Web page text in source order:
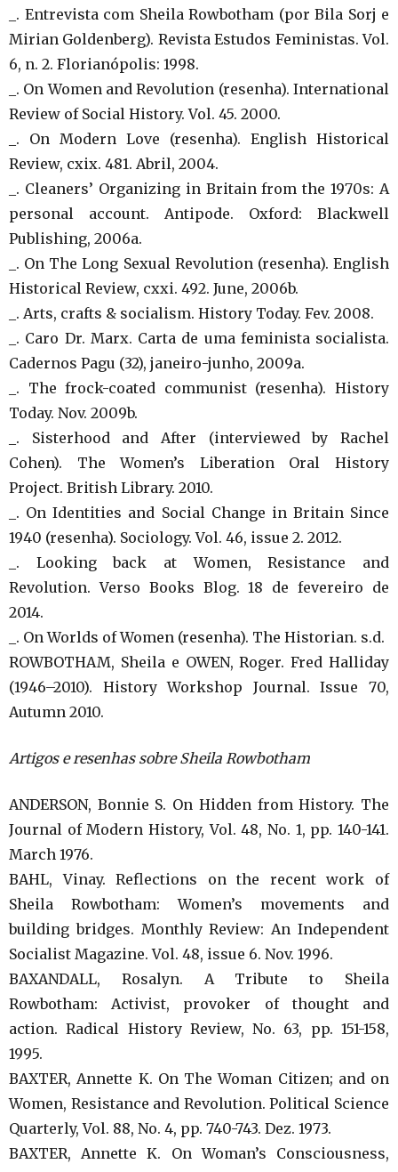
_. Entrevista com Sheila Rowbotham (por Bila Sorj e
Mirian Goldenberg). Revista Estudos Feministas. Vol.
6, n. 2. Florianópolis: 1998.
_. On Women and Revolution (resenha). International
Review of Social History. Vol. 45. 2000.
_. On Modern Love (resenha). English Historical
Review, cxix. 481. Abril, 2004.
_. Cleaners’ Organizing in Britain from the 1970s: A
personal account. Antipode. Oxford: Blackwell
Publishing, 2006a.
_. On The Long Sexual Revolution (resenha). English
Historical Review, cxxi. 492. June, 2006b.
_. Arts, crafts & socialism. History Today. Fev. 2008.
_. Caro Dr. Marx. Carta de uma feminista socialista.
Cadernos Pagu (32), janeiro-junho, 2009a.
_. The frock-coated communist (resenha). History
Today. Nov. 2009b.
_. Sisterhood and After (interviewed by Rachel
Cohen). The Women’s Liberation Oral History
Project. British Library. 2010.
_. On Identities and Social Change in Britain Since
1940 (resenha). Sociology. Vol. 46, issue 2. 2012.
_. Looking back at Women, Resistance and
Revolution. Verso Books Blog. 18 de fevereiro de
2014.
_. On Worlds of Women (resenha). The Historian. s.d.
ROWBOTHAM, Sheila e OWEN, Roger. Fred Halliday
(1946–2010). History Workshop Journal. Issue 70,
Autumn 2010.
Artigos e resenhas sobre Sheila Rowbotham
ANDERSON, Bonnie S. On Hidden from History. The
Journal of Modern History, Vol. 48, No. 1, pp. 140-141.
March 1976.
BAHL, Vinay. Reflections on the recent work of
Sheila Rowbotham: Women’s movements and
building bridges. Monthly Review: An Independent
Socialist Magazine. Vol. 48, issue 6. Nov. 1996.
BAXANDALL, Rosalyn. A Tribute to Sheila
Rowbotham: Activist, provoker of thought and
action. Radical History Review, No. 63, pp. 151-158,
1995.
BAXTER, Annette K. On The Woman Citizen; and on
Women, Resistance and Revolution. Political Science
Quarterly, Vol. 88, No. 4, pp. 740-743. Dez. 1973.
BAXTER, Annette K. On Woman’s Consciousness,